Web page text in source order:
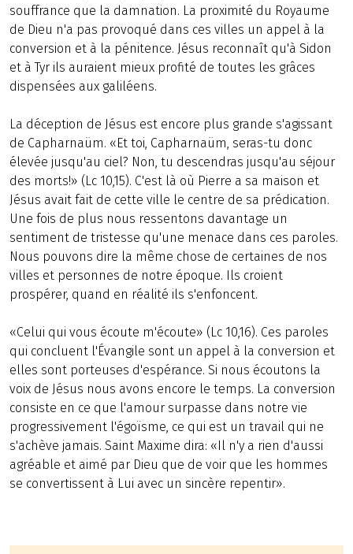
souffrance que la damnation. La proximité du Royaume
de Dieu n'a pas provoqué dans ces villes un appel à la
conversion et à la pénitence. Jésus reconnaît qu'à Sidon
et à Tyr ils auraient mieux profité de toutes les grâces
dispensées aux galiléens.
La déception de Jésus est encore plus grande s'agissant
de Capharnaüm. «Et toi, Capharnaüm, seras-tu donc
élevée jusqu'au ciel? Non, tu descendras jusqu'au séjour
des morts!» (Lc 10,15). C'est là où Pierre a sa maison et
Jésus avait fait de cette ville le centre de sa prédication.
Une fois de plus nous ressentons davantage un
sentiment de tristesse qu'une menace dans ces paroles.
Nous pouvons dire la même chose de certaines de nos
villes et personnes de notre époque. Ils croient
prospérer, quand en réalité ils s'enfoncent.
«Celui qui vous écoute m'écoute» (Lc 10,16). Ces paroles
qui concluent l'Évangile sont un appel à la conversion et
elles sont porteuses d'espérance. Si nous écoutons la
voix de Jésus nous avons encore le temps. La conversion
consiste en ce que l'amour surpasse dans notre vie
progressivement l'égoïsme, ce qui est un travail qui ne
s'achève jamais. Saint Maxime dira: «Il n'y a rien d'aussi
agréable et aimé par Dieu que de voir que les hommes
se convertissent à Lui avec un sincère repentir».